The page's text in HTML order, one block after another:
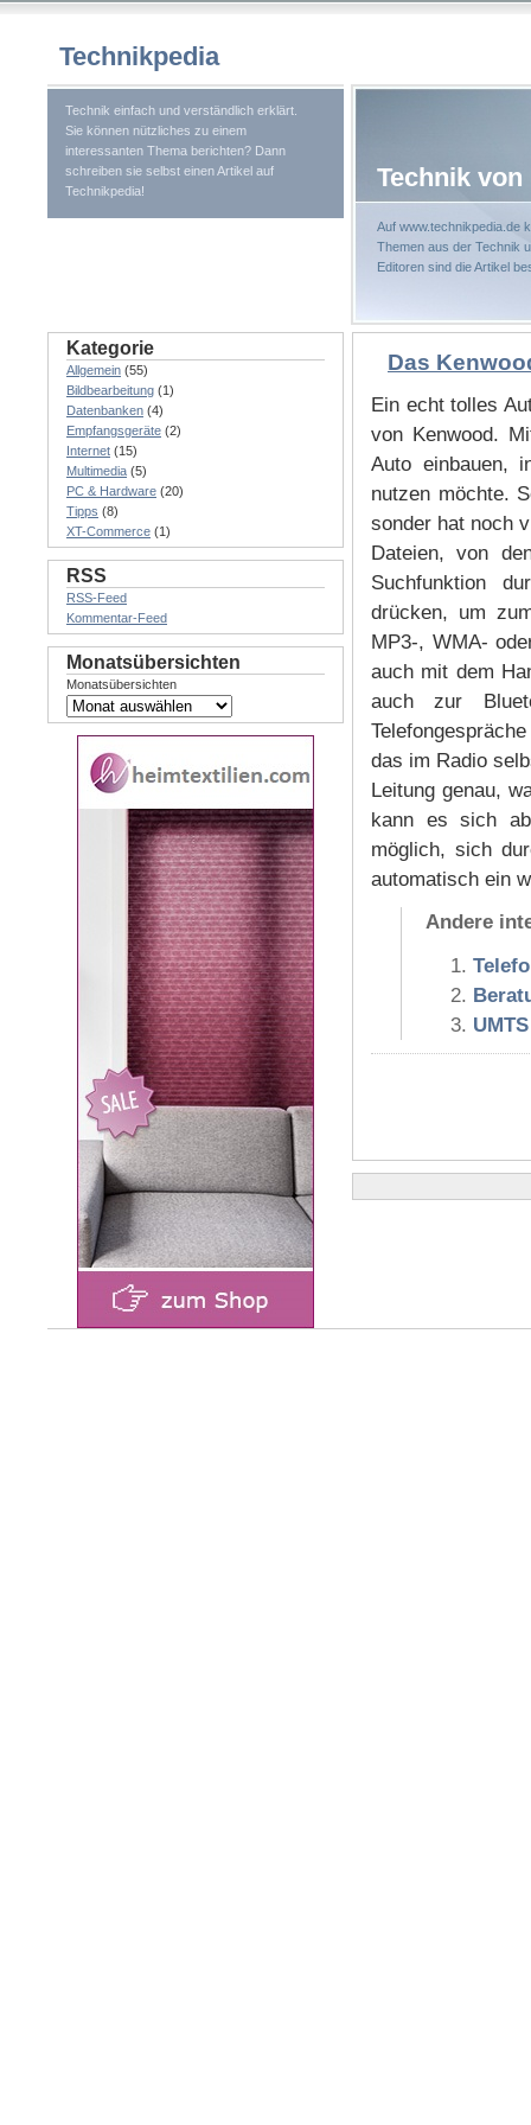
Technikpedia
Technik einfach und verständlich erklärt.
Sie können nützliches zu einem
interessanten Thema berichten? Dann
schreiben sie selbst einen Artikel auf
Technikpedia!
Technik
Auf www.technikpedia.de
Themen aus der Technik
Editoren sind die Artikel
Das
Ein echt tolles
von Kenwood.
Auto einbauen,
nutzen möchte.
sonder hat noch
Dateien, von
Suchfunktion
drücken, um
MP3-, WMA-
auch mit dem
auch zur
das im Radio
Leitung genau,
kann es sich
möglich, sich
automatisch ein
Andere
Kategorie
Allgemein (55)
Bildbearbeitung (1)
Datenbanken (4)
Empfangsgeräte (2)
Internet (15)
Multimedia (5)
PC & Hardware (20)
Tipps (8)
XT-Commerce (1)
RSS
RSS-Feed
Kommentar-Feed
Monatsübersichten
Monatsübersichten